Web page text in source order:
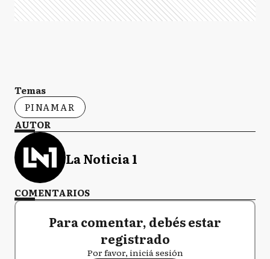
Temas
PINAMAR
AUTOR
La Noticia 1
COMENTARIOS
Para comentar, debés estar
registrado
Por favor, iniciá sesión